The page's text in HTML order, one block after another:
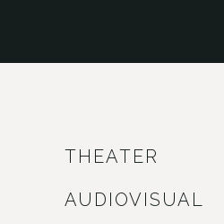
THEATER
AUDIOVISUAL